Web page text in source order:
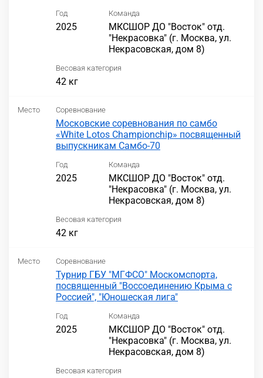
Год
2025
Команда
МКСШОР ДО "Восток" отд.
"Некрасовка" (г. Москва, ул.
Некрасовская, дом 8)
Весовая категория
42 кг
Место Соревнование
Московские соревнования по самбо
«White Lotos Championchip» посвященный
выпускникам Самбо-70
Год
2025
Команда
МКСШОР ДО "Восток" отд.
"Некрасовка" (г. Москва, ул.
Некрасовская, дом 8)
Весовая категория
42 кг
Место Соревнование
Турнир ГБУ "МГФСО" Москомспорта,
посвященный "Воссоединению Крыма с
Россией", "Юношеская лига"
Год
2025
Команда
МКСШОР ДО "Восток" отд.
"Некрасовка" (г. Москва, ул.
Некрасовская, дом 8)
Весовая категория